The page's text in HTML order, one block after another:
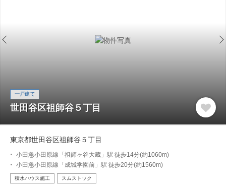
一戸建て
世田谷区祖師谷５丁目
東京都世田谷区祖師谷５丁目
小田急小田原線「祖師ヶ谷大蔵」駅 徒歩14分(約1060m)
小田急小田原線「成城学園前」駅 徒歩20分(約1560m)
積水ハウス施工 スムストック